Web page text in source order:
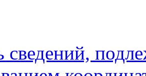
сведений,